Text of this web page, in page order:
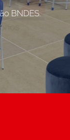
BNDES.